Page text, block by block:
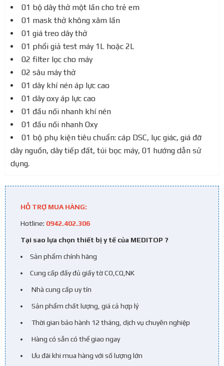
01 bộ dây thở một lần cho trẻ em
01 mask thở không xâm lấn
01 giá treo dây thở
01 phổi giả test máy 1L hoặc 2L
02 filter lọc cho máy
02 sâu máy thở
01 dây khí nén áp lực cao
01 dây oxy áp lực cao
01 đầu nối nhanh khí nén
01 đầu nối nhanh Oxy
01 bộ phụ kiện tiêu chuẩn: cáp DSC, lục giác, giá đỡ
dây nguồn, dây tiếp đất, túi bọc máy, 01 hướng dẫn sử
dụng.
HỖ TRỢ MUA HÀNG:
Hotline: 0942.402.306
Tại sao lựa chọn thiết bị y tế của MEDITOP ?
Sản phẩm chính hãng
Cung cấp đầy đủ giấy tờ CO,CQ,NK
Nhà cung cấp uy tín
Sản phẩm chất lượng, giá cả hợp lý
Thời gian bảo hành 12 tháng, dịch vụ chuyên nghiệp
Hàng có sẵn có thể giao ngay
Ưu đãi khi mua hàng với số lượng lớn